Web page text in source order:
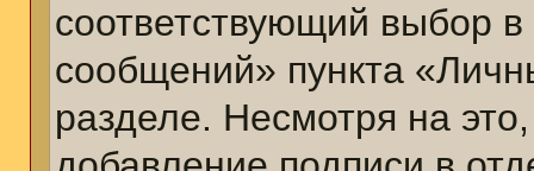
соответствующий выбор
сообщений» пункта
разделе. Несмотря на